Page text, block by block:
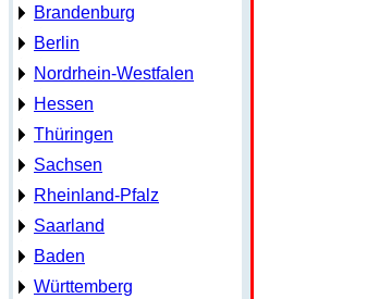
Brandenburg
Berlin
Nordrhein-Westfalen
Hessen
Thüringen
Sachsen
Rheinland-Pfalz
Saarland
Baden
Württemberg